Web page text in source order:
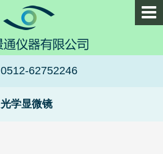
0512-62752246
光学显微镜